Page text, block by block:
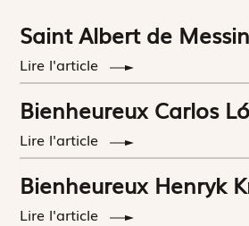
Saint Albert de
Lire l'article
Bienheureux Carlos
Lire l'article
Bienheureux Henryk
Lire l'article